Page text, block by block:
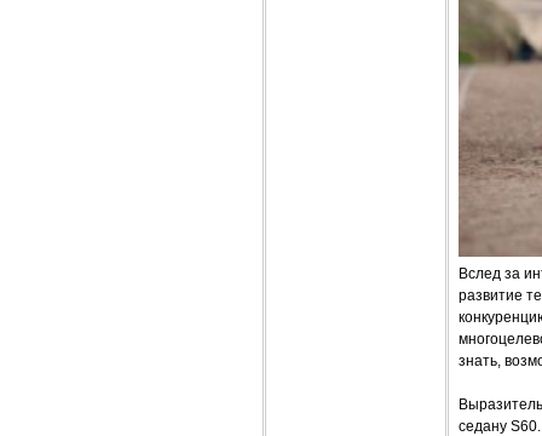
Вслед за
развитие
знать,
седану